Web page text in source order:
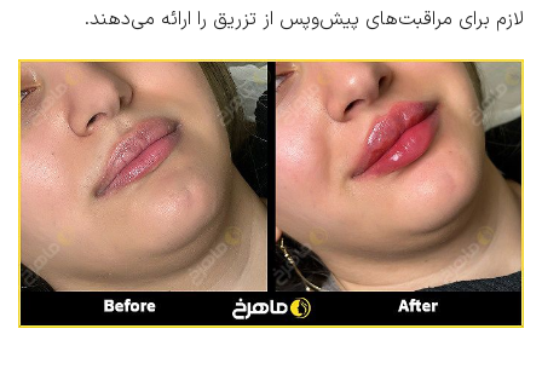
لازم برای مراقبت‌های پیش‌وپس از تزریق را ارائه می‌دهند.